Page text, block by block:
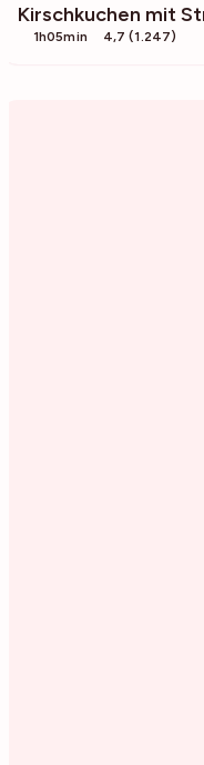
Kirschkuchen mit
1h05min 4,7 (1.247)